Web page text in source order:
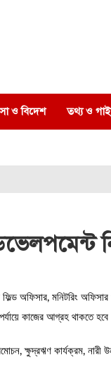
ও বিদেশ তথ্য ও
অফিসার, মনিটরিং
কাজের আগ্রহ থাকতে
ক্ষুদ্রঋণ কার্যক্রম,